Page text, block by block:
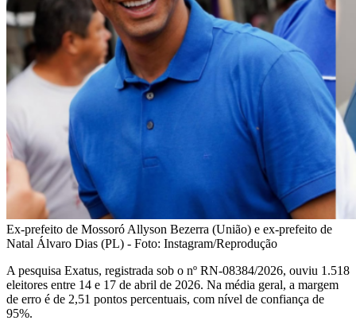
Ex-prefeito de Mossoró Allyson Bezerra (União) e ex-prefeito de
Natal Álvaro Dias (PL) - Foto: Instagram/Reprodução
A pesquisa Exatus, registrada sob o nº RN-08384/2026, ouviu 1.518
eleitores entre 14 e 17 de abril de 2026. Na média geral, a margem
de erro é de 2,51 pontos percentuais, com nível de confiança de
95%.